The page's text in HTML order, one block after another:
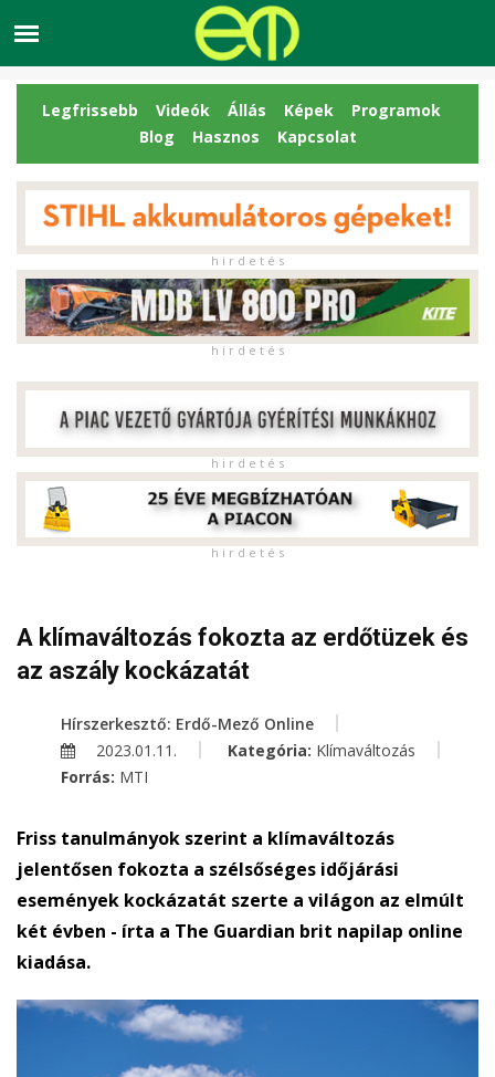
Legfrissebb Videók Állás Képek
Programok
Blog
Hasznos Kapcsolat
h i r d e t é s
h i r d e t é s
h i r d e t é s
h i r d e t é s
A klímaváltozás fokozta az erdőtüzek és
az aszály kockázatát
Hírszerkesztő: Erdő-Mező Online
2023.01.11.
Kategória: Klímaváltozás
Forrás: MTI
Friss tanulmányok szerint a klímaváltozás
jelentősen fokozta a szélsőséges időjárási
események kockázatát szerte a világon az elmúlt
két évben - írta a The Guardian brit napilap online
kiadása.